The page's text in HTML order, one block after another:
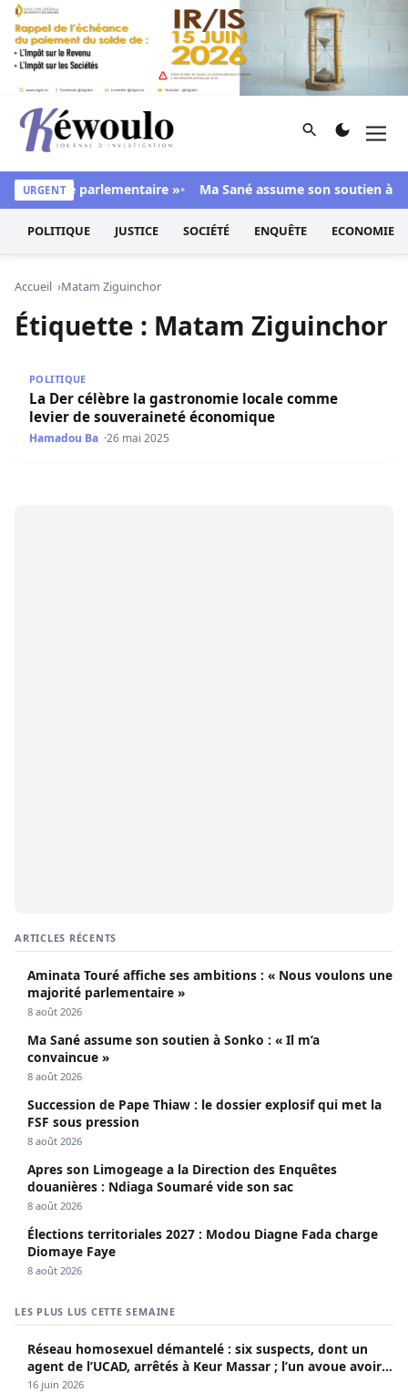
Aller au contenu
Kéwoulo, le premier site d'information et d'investigation
Rechercher
URGENT
majorité parlementaire » Ma Sané assume son soutien à
POLITIQUE JUSTICE SOCIÉTÉ ENQUÊTE ECONOMIE
Accueil Matam Ziguinchor
Étiquette : Matam Ziguinchor
POLITIQUE
La Der célèbre la gastronomie locale comme
levier de souveraineté économique
Hamadou Ba 26 mai 2025
ARTICLES RÉCENTS
Aminata Touré affiche ses ambitions : « Nous voulons une
majorité parlementaire »
8 août 2026
Ma Sané assume son soutien à Sonko : « Il m’a
convaincue »
8 août 2026
Succession de Pape Thiaw : le dossier explosif qui met la
FSF sous pression
8 août 2026
Apres son Limogeage a la Direction des Enquêtes
douanières : Ndiaga Soumaré vide son sac
8 août 2026
Élections territoriales 2027 : Modou Diagne Fada charge
Diomaye Faye
8 août 2026
LES PLUS LUS CETTE SEMAINE
Réseau homosexuel démantelé : six suspects, dont un
agent de l’UCAD, arrêtés à Keur Massar ; l’un avoue avoir
propagé le VIH depuis 2018
16 juin 2026